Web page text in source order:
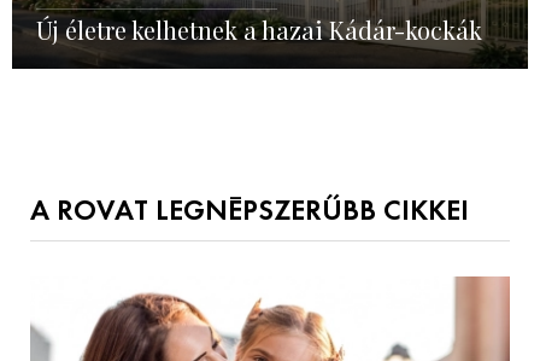
Új életre kelhetnek a hazai Kádár-kockák
A ROVAT LEGNÉPSZERŰBB CIKKEI